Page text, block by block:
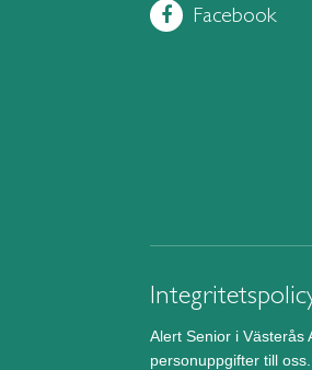
Facebook
Alert Senior i Västerås
personuppgifter till oss.